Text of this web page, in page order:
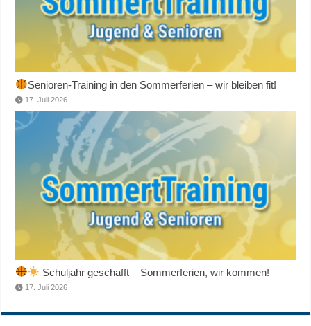
Senioren-Training in den Sommerferien – wir bleiben fit!
17. Juli 2026
Schuljahr geschafft – Sommerferien, wir kommen!
17. Juli 2026